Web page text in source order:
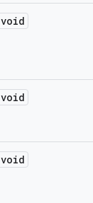
void
void
void